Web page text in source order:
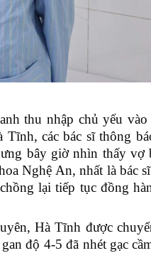
thu nhập chủ yếu vào
các bác sĩ thông
bây giờ nhìn thấy vợ
Nghệ An, nhất là bác
lại tiếp tục đồng
Hà Tĩnh được
độ 4-5 đã nhét gạc